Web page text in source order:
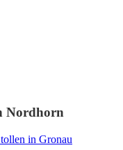
Nordhorn
in Gronau